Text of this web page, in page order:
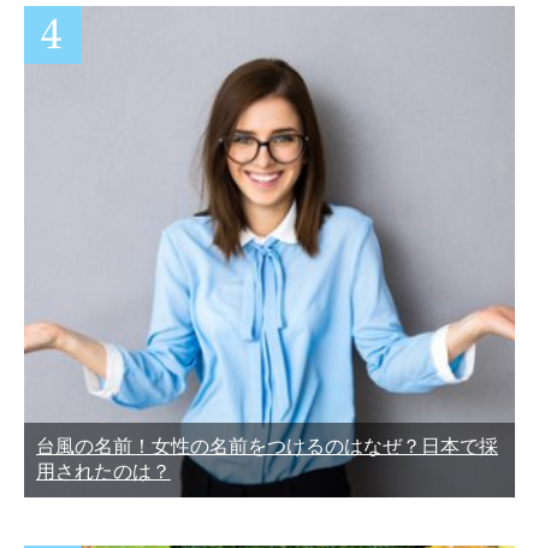
台風の名前！女性の名前をつけるのはなぜ？日本で採
用されたのは？